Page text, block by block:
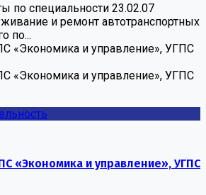
по специальности 23.02.07
и ремонт автотранспортных
по...
«Экономика и управление», УГПС
«Экономика и управление», УГПС
«Экономика и управление», УГПС